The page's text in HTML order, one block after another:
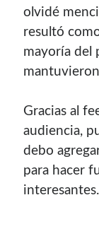
olvidé
resultó
mayoría del
Gracias al
audiencia,
debo
para hacer
interesantes.